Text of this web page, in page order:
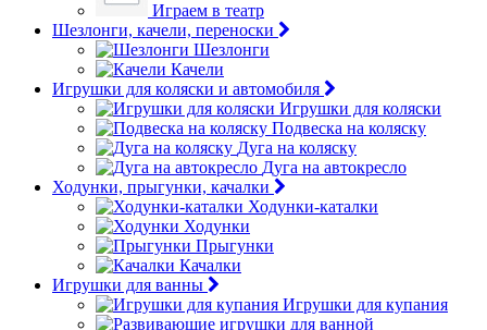
Играем в театр
Шезлонги, качели, переноски
Шезлонги
Качели
Игрушки для коляски и автомобиля
Игрушки для коляски
Подвеска на коляску
Дуга на коляску
Дуга на автокресло
Ходунки, прыгунки, качалки
Ходунки-каталки
Ходунки
Прыгунки
Качалки
Игрушки для ванны
Игрушки для купания